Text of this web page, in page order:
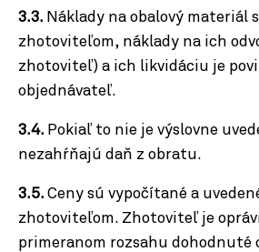
3.3. Náklady na obalový materiál
zhotoviteľom, náklady na ich
zhotoviteľ) a ich likvidáciu je
objednávateľ.
3.4. Pokiaľ to nie je výslovne
nezahŕňajú daň z obratu.
3.5. Ceny sú vypočítané a
zhotoviteľom. Zhotoviteľ je
primeranom rozsahu dohodnuté